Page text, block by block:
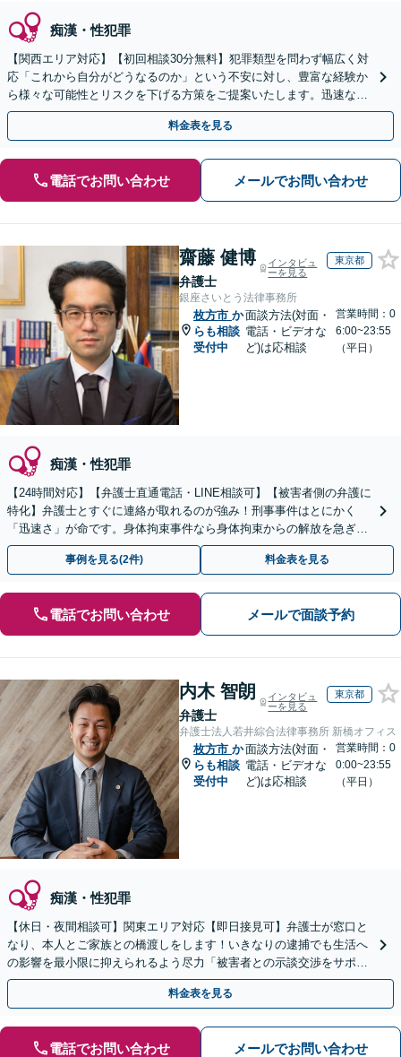
痴漢・性犯罪
【関西エリア対応】【初回相談30分無料】犯罪類型を問わず幅広く対
応「これから自分がどうなるのか」という不安に対し、豊富な経験か
ら様々な可能性とリスクを下げる方策をご提案いたします。迅速なレ
スポンス体制で臨機応変に対応【休日・夜間相談可】
料金表を見る
電話でお問い合わせ メールでお問い合わせ
齋藤 健博
弁護士
インタビュ
ーを見る
東京都
銀座さいとう法律事務所
枚方市 か
らも相談
受付中
面談方法(対面・
電話・ビデオな
ど)は応相談
営業時間：0
6:00~23:55
（平日）
痴漢・性犯罪
【24時間対応】【弁護士直通電話・LINE相談可】【被害者側の弁護に
特化】弁護士とすぐに連絡が取れるのが強み！刑事事件はとにかく
「迅速さ」が命です。身体拘束事件なら身体拘束からの解放を急ぎま
す。示談交渉はお任せください。
事例を見る(2件) 料金表を見る
電話でお問い合わせ メールで面談予約
内木 智朗
弁護士
インタビュ
ーを見る
東京都
弁護士法人若井綜合法律事務所 新橋オフィス
枚方市 か
らも相談
受付中
面談方法(対面・
電話・ビデオな
ど)は応相談
営業時間：0
0:00~23:55
（平日）
痴漢・性犯罪
【休日・夜間相談可】関東エリア対応【即日接見可】弁護士が窓口と
なり、本人とご家族との橋渡しをします！いきなりの逮捕でも生活へ
の影響を最小限に抑えられるよう尽力「被害者との示談交渉をサポー
ト」「任意取調べにも対応」
料金表を見る
電話でお問い合わせ メールでお問い合わせ